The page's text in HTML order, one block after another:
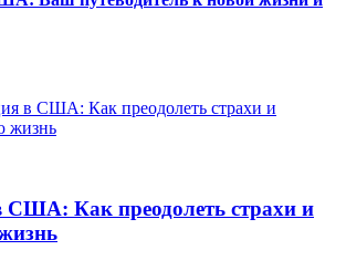
Как преодолеть страхи и